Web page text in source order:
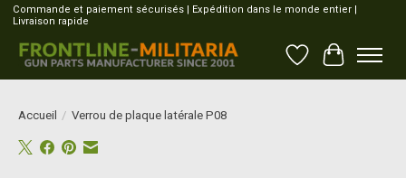
Commande et paiement sécurisés | Expédition dans le monde entier |
Livraison rapide
Liste dePanier
Accueil / Verrou de plaque latérale P08